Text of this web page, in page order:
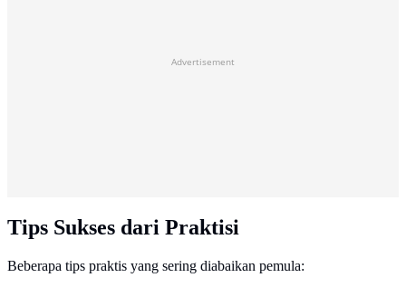
Advertisement
Tips Sukses dari Praktisi
Beberapa tips praktis yang sering diabaikan pemula: